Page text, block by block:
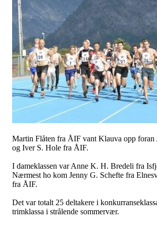
Martin Flåten fra ÅIF vant Klauva opp
og Iver S. Hole fra ÅIF.
I dameklassen var Anne K. H. Bredeli fra
Nærmest ho kom Jenny G. Schefte fra
fra ÅIF.
Det var totalt 25 deltakere i
trimklassa i strålende sommervær.